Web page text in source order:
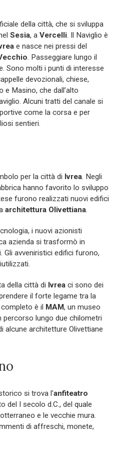
della città, che si sviluppa
Sesia, a Vercelli . Il Naviglio è
e nasce nei pressi del
. Passeggiare lungo il
Sono molti i punti di interesse
devozionali, chiese,
e Masino, che dall’alto
Alcuni tratti del canale si
come la corsa e per
sentieri.
per la città di Ivrea . Negli
hanno favorito lo sviluppo
furono realizzati nuovi edifici
architettura Olivettiana
i nuovi azionisti
azienda si trasformò in
Gli avveniristici edifici furono,
della città di Ivrea ci sono dei
il forte legame tra la
è il MAM, un museo
percorso lungo due chilometri
alcune architetture Olivettiane
si trova l’anfiteatro
del I secolo d.C., del quale
e le vecchie mura.
di affreschi, monete,